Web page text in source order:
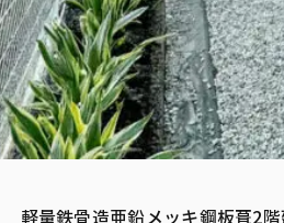
骨造亜鉛メッキ鋼板葺2階